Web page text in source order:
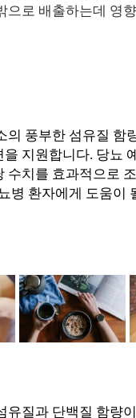
으로 배출하는데 영
의 풍부한 섬유질 함
을 지원합니다. 당뇨
수치를 효과적으로
병 환자에게 도움이
유질과 단백질 함량